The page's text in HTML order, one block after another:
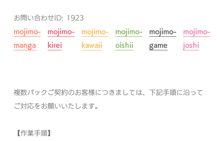
お問い合わせID: 1923
mojimo-
manga
mojimo-
kirei
mojimo-
kawaii
mojimo-
oishii
mojimo-
game
mojimo-
joshi
複数パックご契約のお客様につきましては、下記手順に沿って
ご対応をお願いいたします。
【作業手順】